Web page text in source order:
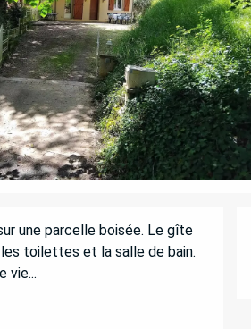
une parcelle boisée. Le gîte
toilettes et la salle de bain.
vie...